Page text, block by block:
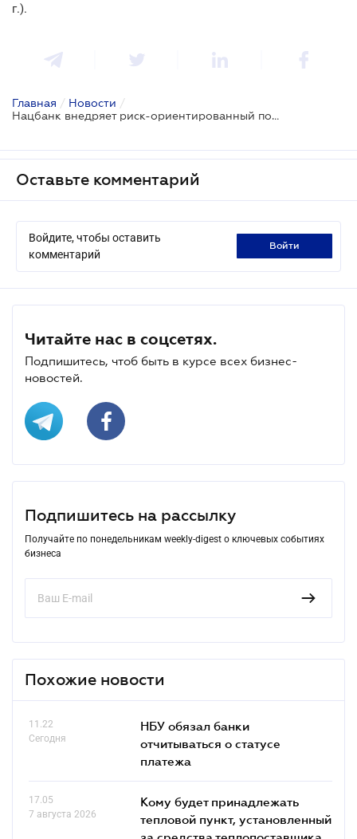
г.).
Главная / Новости /
Нацбанк внедряет риск-ориентированный подход в работе банков с валютными операциями
Оставьте комментарий
Войдите, чтобы оставить
комментарий
войти
Читайте нас в соцсетях.
Подпишитесь, чтоб быть в курсе всех бизнес-
новостей.
Подпишитесь на рассылку
Получайте по понедельникам weekly-digest о ключевых событиях
бизнеса
Похожие новости
11.22
Сегодня
НБУ обязал банки
отчитываться о статусе
платежа
17.05
7 августа 2026
Кому будет принадлежать
тепловой пункт, установленный